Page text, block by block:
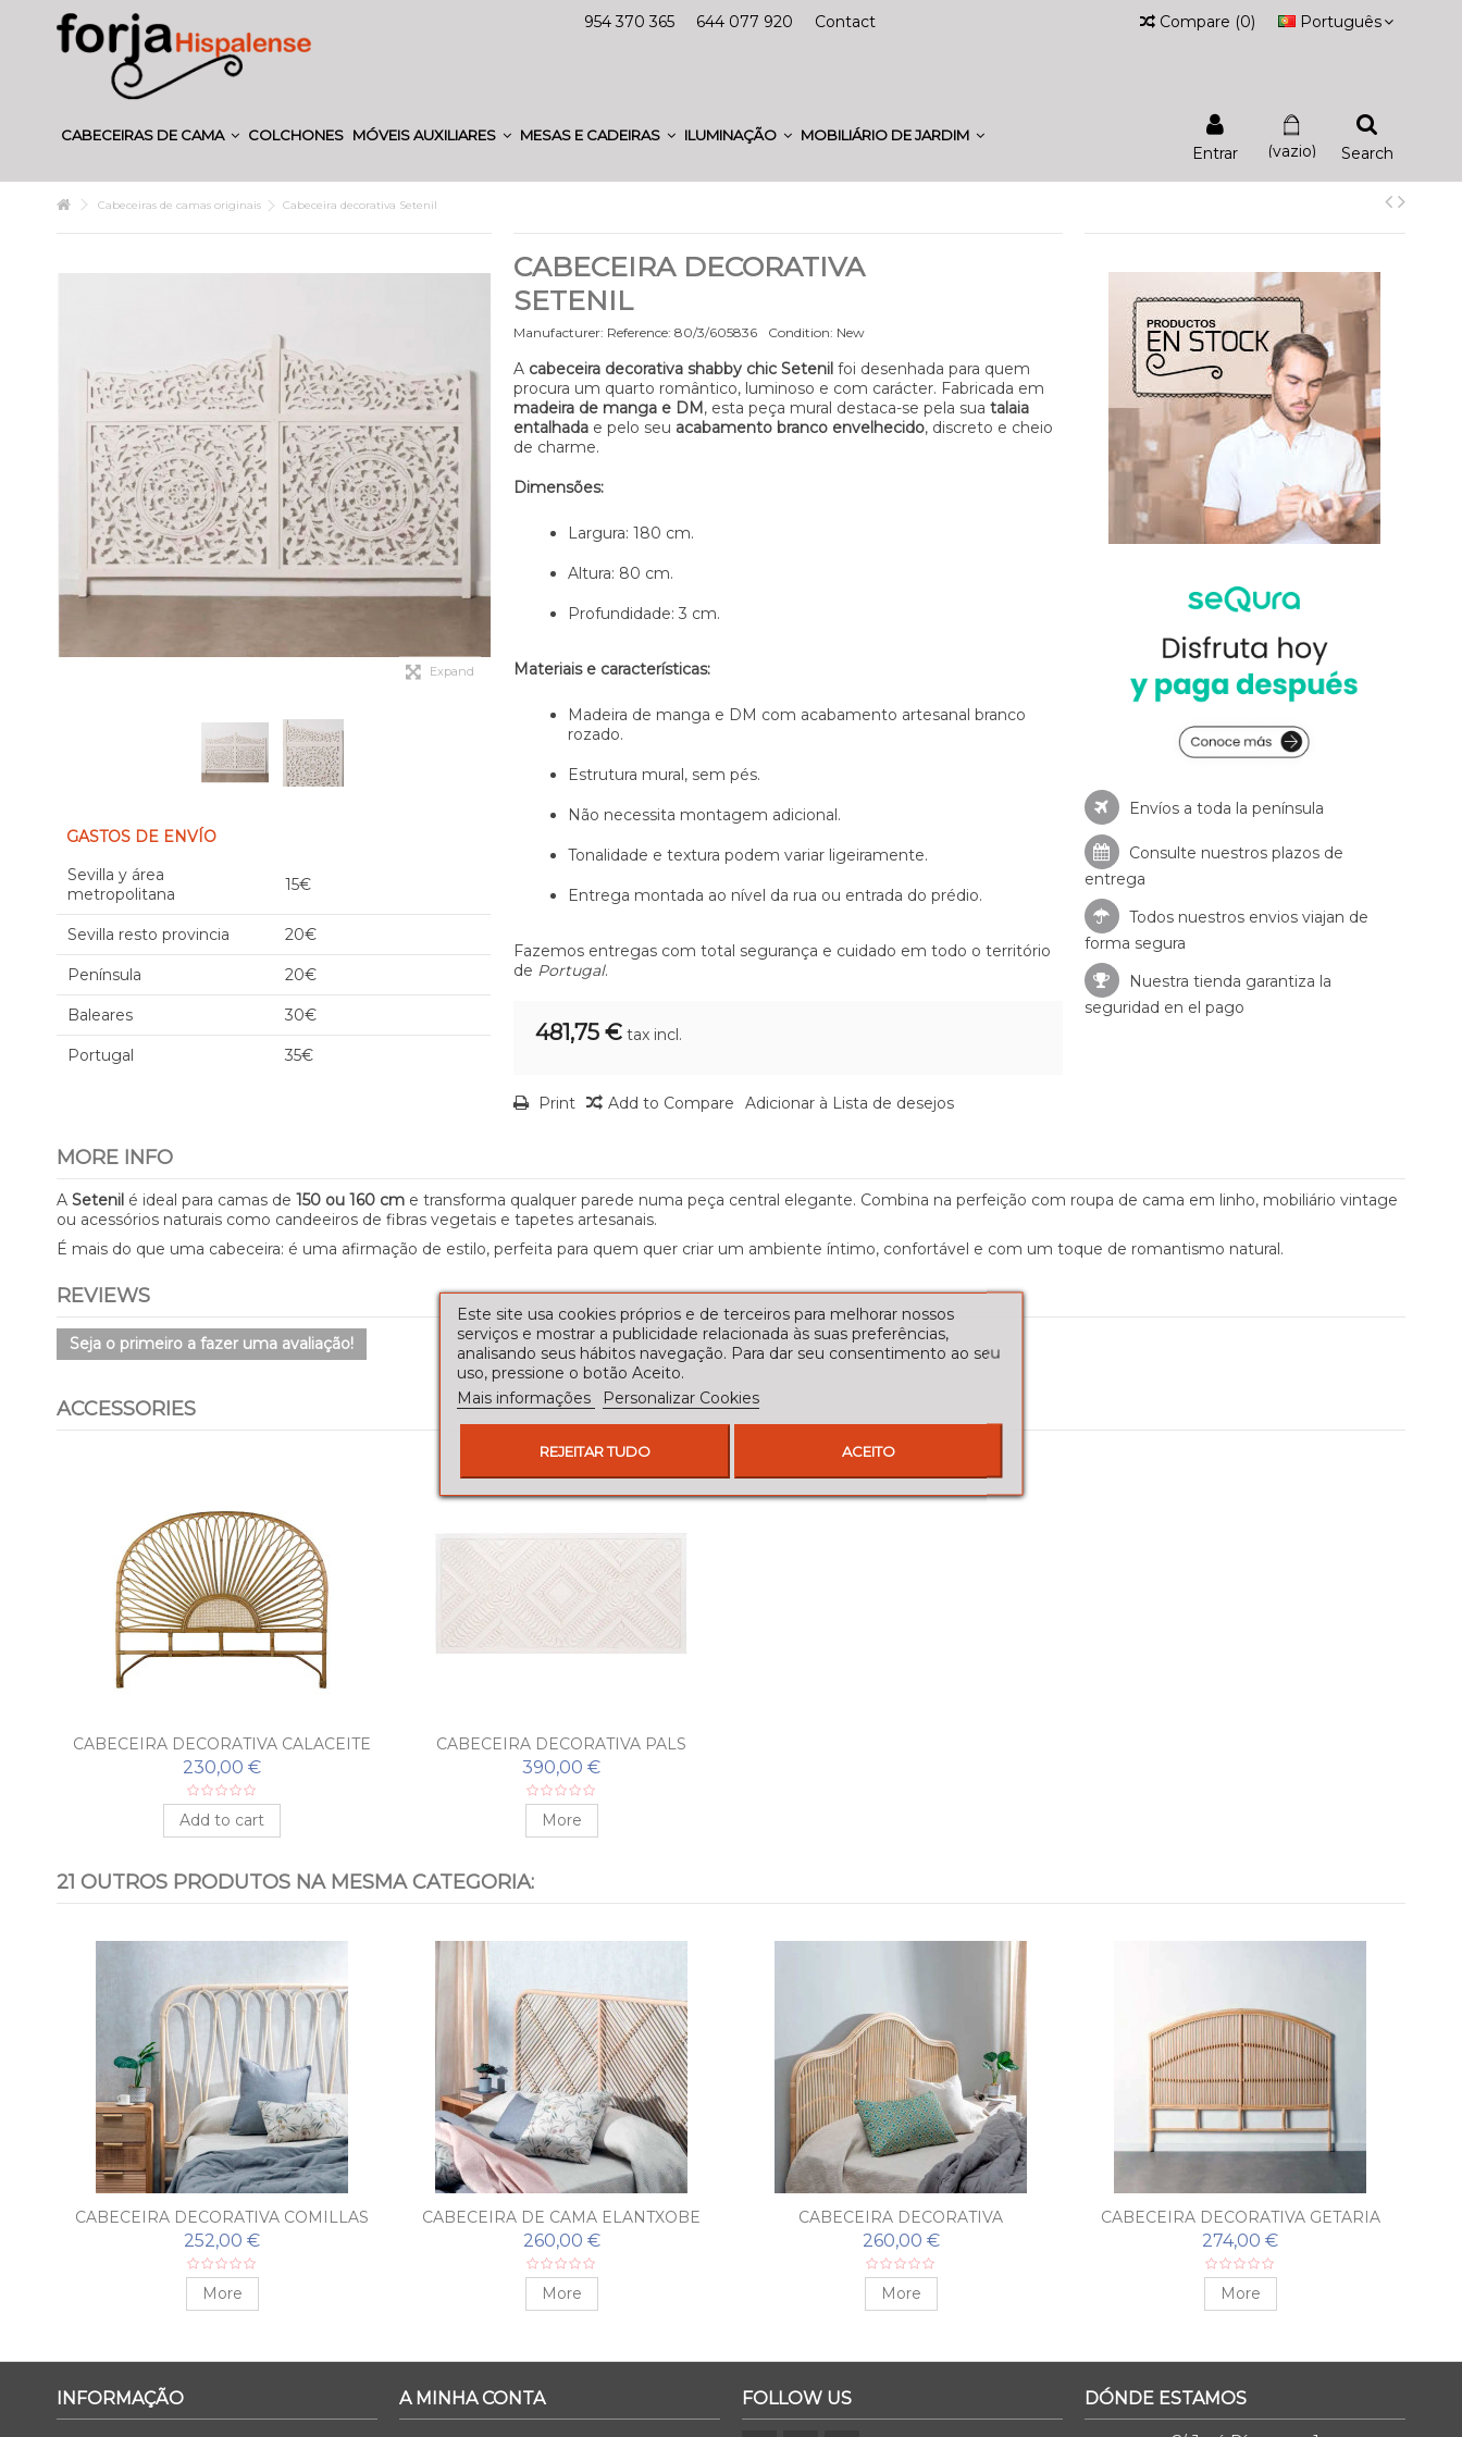
954 370 365 644 077 920 Contact Português
Compare (0)
CABECEIRAS DE CAMA COLCHONES MÓVEIS AUXILIARES MESAS E CADEIRAS ILUMINAÇÃO MOBILIÁRIO DE JARDIM
Search
(vazio)
Entrar
Cabeceiras de camas originais Cabeceira decorativa Setenil
Expand
GASTOS DE ENVÍO
Sevilla y área
metropolitana
15€
Sevilla resto provincia 20€
Península 20€
Baleares 30€
Portugal 35€
CABECEIRA DECORATIVA
SETENIL
Manufacturer: Reference: 80/3/605836 Condition: New
A cabeceira decorativa shabby chic Setenilfoi desenhada para quem
procura um quarto romântico, luminoso e com carácter. Fabricada em
madeira de manga e DM, esta peça mural destaca-se pela sua talaia
entalhadae pelo seu acabamento branco envelhecido, discreto e cheio
de charme.
Dimensões:
Largura: 180 cm.
Altura: 80 cm.
Profundidade: 3 cm.
Materiais e características:
Madeira de manga e DM com acabamento artesanal branco
rozado.
Estrutura mural, sem pés.
Não necessita montagem adicional.
Tonalidade e textura podem variar ligeiramente.
Entrega montada ao nível da rua ou entrada do prédio.
Fazemos entregas com total segurança e cuidado em todo o território
de Portugal.
481,75 € tax incl.
Print Add to Compare Adicionar à Lista de desejos
Envíos a toda la península
Consulte nuestros plazos de
entrega
Todos nuestros envios viajan de
forma segura
Nuestra tienda garantiza la
seguridad en el pago
MORE INFO
A Setenil é ideal para camas de 150 ou 160 cm e transforma qualquer parede numa peça central elegante. Combina na perfeição com roupa de cama em linho, mobiliário vintage
ou acessórios naturais como candeeiros de fibras vegetais e tapetes artesanais.
É mais do que uma cabeceira: é uma afirmação de estilo, perfeita para quem quer criar um ambiente íntimo, confortável e com um toque de romantismo natural.
REVIEWS
Seja o primeiro a fazer uma avaliação!
ACCESSORIES
CABECEIRA DECORATIVA CALACEITE
230,00 €
Add to cart
CABECEIRA DECORATIVA PALS
390,00 €
More
21 OUTROS PRODUTOS NA MESMA CATEGORIA:
CABECEIRA DECORATIVA COMILLAS
252,00 €
More
CABECEIRA DE CAMA ELANTXOBE
260,00 €
More
CABECEIRA DECORATIVA
GENALGUACIL
260,00 €
More
CABECEIRA DECORATIVA GETARIA
274,00 €
More
INFORMAÇÃO A MINHA CONTA FOLLOW US DÓNDE ESTAMOS
Este site usa cookies próprios e de terceiros para melhorar nossos
serviços e mostrar a publicidade relacionada às suas preferências,
analisando seus hábitos navegação. Para dar seu consentimento ao seu
uso, pressione o botão Aceito.
Mais informações
Personalizar Cookies
REJEITAR TUDO ACEITO